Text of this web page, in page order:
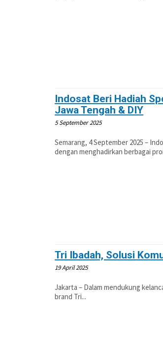
Indosat Beri Hadiah
Jawa Tengah & DIY
5 September 2025
Semarang, 4 September 2025 –
dengan menghadirkan berbagai
Tri Ibadah, Solusi
19 April 2025
Jakarta – Dalam mendukung
brand Tri...